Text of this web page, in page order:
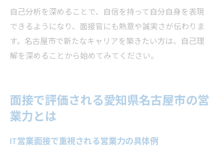
自己分析を深めることで、自信を持って自分自身を表現
できるようになり、面接官にも熱意や誠実さが伝わりま
す。名古屋市で新たなキャリアを築きたい方は、自己理
解を深めることから始めてみてください。
面接で評価される愛知県名古屋市の営
業力とは
IT営業面接で重視される営業力の具体例